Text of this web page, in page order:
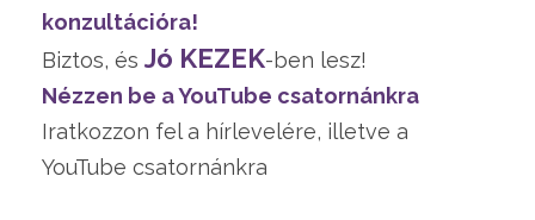
konzultációra!
Biztos, és Jó KEZEK-ben lesz!
Nézzen be a YouTube csatornánkra
Iratkozzon fel a hírlevelére, illetve a
YouTube csatornánkra